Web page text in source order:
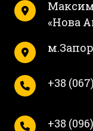
«Нова
+38
+38